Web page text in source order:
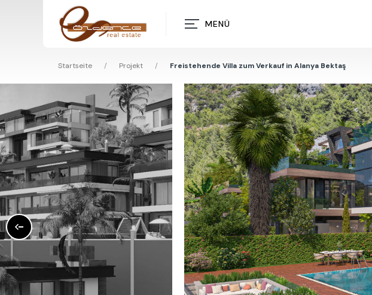
MENÜ
Startseite / Projekt / Freistehende Villa zum Verkauf in Alanya Bektaş